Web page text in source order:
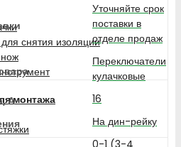
снятия изоляции
монтажа
Уточняйте срок
поставки в
отделе продаж
Переключатели
кулачковые
А
16
На дин-рейку
0-1 (3-4